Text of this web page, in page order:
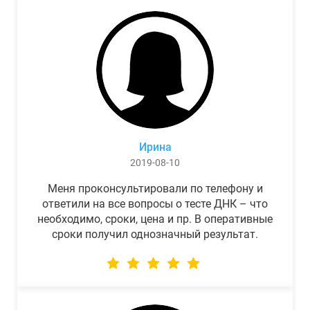
Ирина
2019-08-10
Меня проконсультировали по телефону и
ответили на все вопросы о тесте ДНК – что
необходимо, сроки, цена и пр. В оперативные
сроки получил однозначный результат.